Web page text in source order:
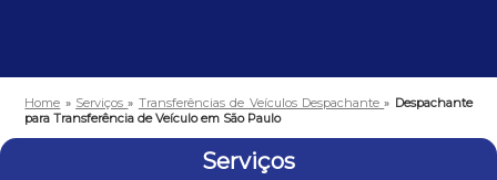
Home » Serviços» Transferências de Veículos Despachante» Despachante
para Transferência de Veículo em São Paulo
Serviços